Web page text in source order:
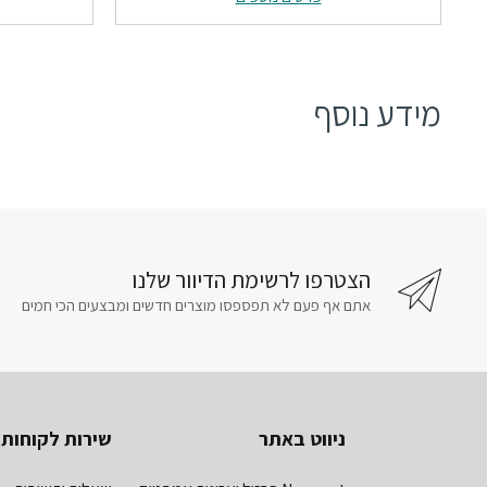
₪693.
₪445.
מידע נוסף
הצטרפו לרשימת הדיוור שלנו
אתם אף פעם לא תפספסו מוצרים חדשים ומבצעים הכי חמים
ניווט באתר שירות לקוחות